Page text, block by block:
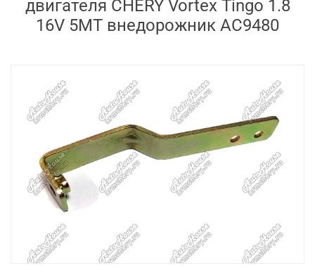
двигателя CHERY Vortex Tingo 1.8
16V 5MT внедорожник AC9480